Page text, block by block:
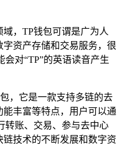
，TP钱包可谓是广为人
资产存储和交易服务，很
对“TP”的英语读音产生
包，它是一款支持多链的去
丰富等特点，用户可以通
转账、交易、参与去中心
技术的不断发展和数字资